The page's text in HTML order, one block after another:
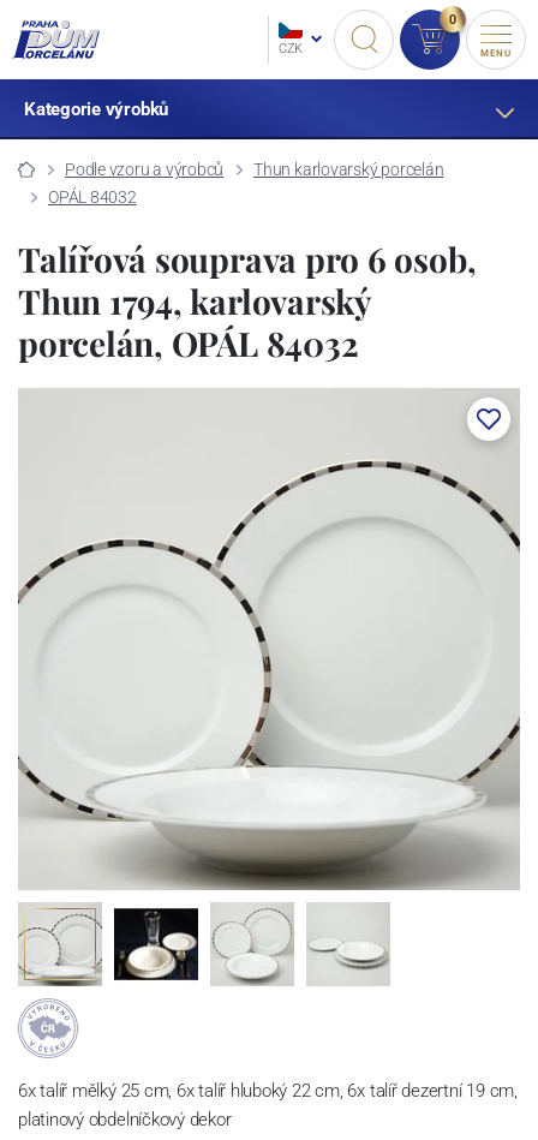
CZK
0
MENU
Kategorie výrobků
Podle vzoru a výrobců
Thun karlovarský porcelán
OPÁL 84032
Talířová souprava pro 6 osob,
Thun 1794, karlovarský
porcelán, OPÁL 84032
6x talíř mělký 25 cm, 6x talíř hluboký 22 cm, 6x talíř dezertní 19 cm,
platinový obdelníčkový dekor